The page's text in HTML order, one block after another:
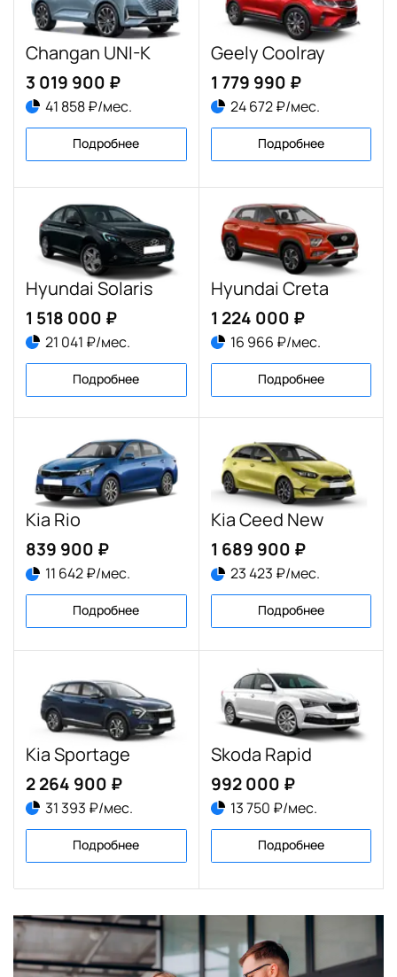
Changan UNI-K
3 019 900 ₽
41 858 ₽/мес.
Подробнее
Geely Coolray
1 779 990 ₽
24 672 ₽/мес.
Подробнее
Hyundai Solaris
1 518 000 ₽
21 041 ₽/мес.
Подробнее
Hyundai Creta
1 224 000 ₽
16 966 ₽/мес.
Подробнее
Kia Rio
839 900 ₽
11 642 ₽/мес.
Подробнее
Kia Ceed New
1 689 900 ₽
23 423 ₽/мес.
Подробнее
Kia Sportage
2 264 900 ₽
31 393 ₽/мес.
Подробнее
Skoda Rapid
992 000 ₽
13 750 ₽/мес.
Подробнее